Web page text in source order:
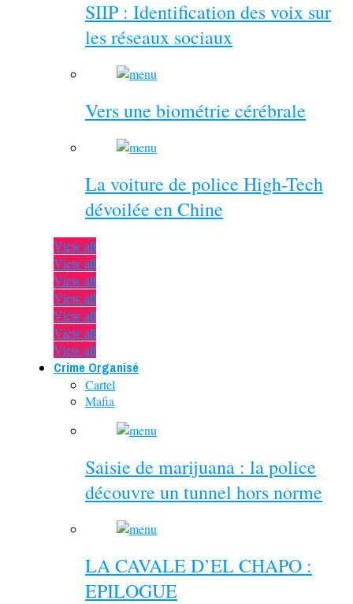
SIIP : Identification des voix sur
les réseaux sociaux
Vers une biométrie cérébrale
La voiture de police High-Tech
dévoilée en Chine
View all
View all
View all
View all
View all
View all
View all
Crime Organisé
Cartel
Mafia
Saisie de marijuana : la police
découvre un tunnel hors norme
LA CAVALE D’EL CHAPO :
EPILOGUE